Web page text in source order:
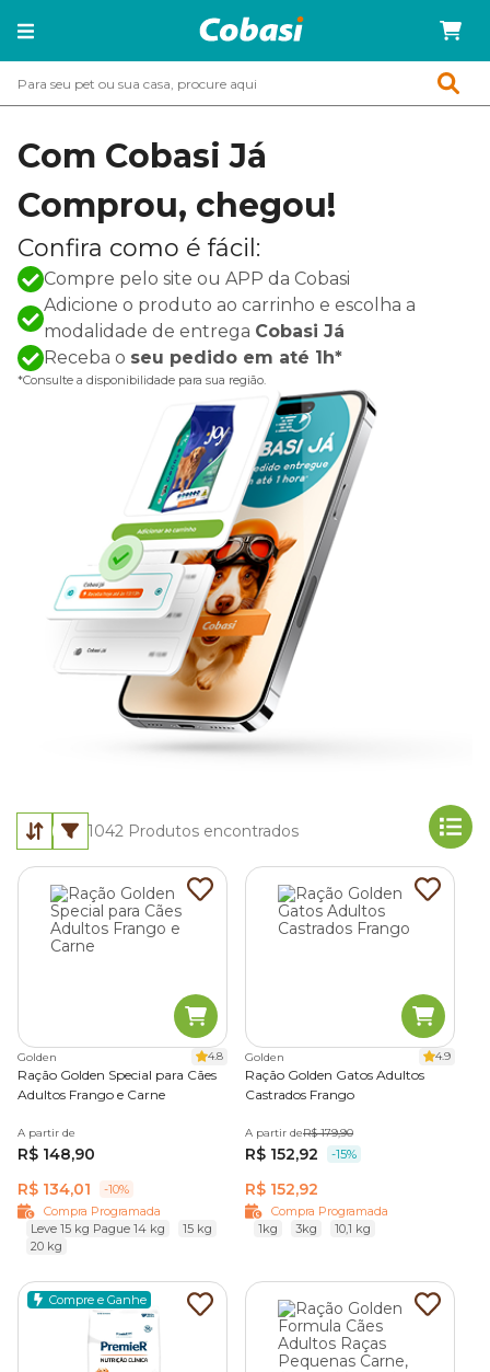
Com Cobasi Já
Comprou, chegou!
Confira como é fácil:
Compre pelo site ou APP da Cobasi
Adicione o produto ao carrinho e escolha a
modalidade de entrega Cobasi Já
Receba o seu pedido em até 1h*
*Consulte a disponibilidade para sua região.
1042 Produtos encontrados
Golden 4.8
Ração Golden Special para Cães
Adultos Frango e Carne
A partir de
R$ 148,90
R$ 134,01
-10%
Compra Programada
Leve 15 kg Pague 14 kg
15 kg
20 kg
Golden 4.9
Ração Golden Gatos Adultos
Castrados Frango
A partir deR$ 179,90
R$ 152,92 -15%
R$ 152,92
Compra Programada
1kg
3kg 10,1 kg
Compre e Ganhe